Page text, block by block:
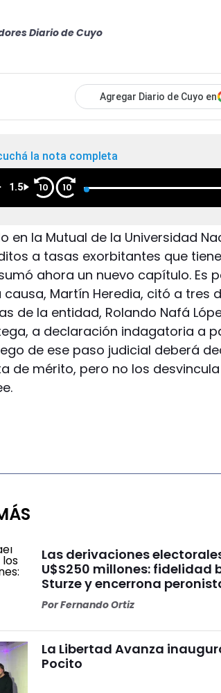
Diario de Cuyo
Agregar Diario de Cuyo en
la nota completa
1.5 10 10
en la Mutual de la Universidad
a tasas exorbitantes que
ahora un nuevo capítulo. Es
causa, Martín Heredia, citó a tres
de la entidad, Rolando Nafá
a declaración indagatoria a
de ese paso judicial deberá
de mérito, pero no los
Las derivaciones
U$S250 millones: fidelidad
Sturze y encerrona
PorFernando Ortiz
La Libertad Avanza
Pocito